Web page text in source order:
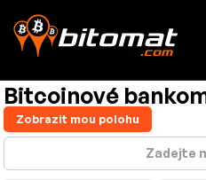
Bitcoinové
Zobrazit mou polohu